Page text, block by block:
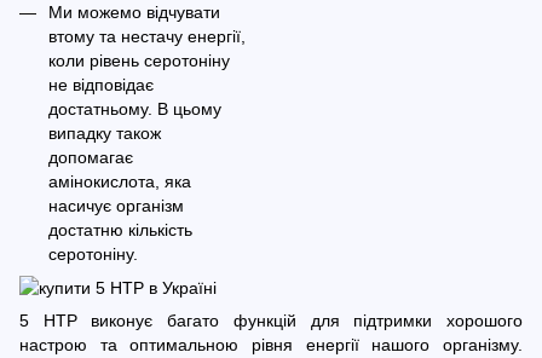
Ми можемо відчувати
втому та нестачу енергії,
коли рівень серотоніну
не відповідає
достатньому. В цьому
випадку також
допомагає
амінокислота, яка
насичує організм
достатню кількість
серотоніну.
5 HTP виконує багато функцій для підтримки хорошого
настрою та оптимальною рівня енергії нашого організму.